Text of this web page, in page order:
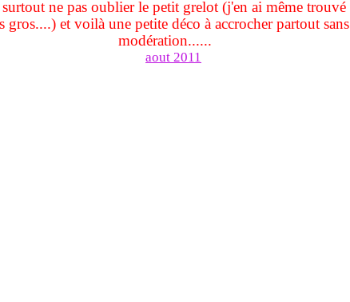
surtout ne pas oublier le petit grelot (j'en ai même trouvé
gros....) et voilà une petite déco à accrocher partout sans
modération......